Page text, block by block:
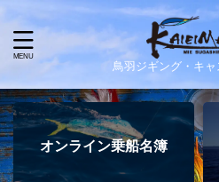
鳥羽ジギング・キ
オンライン乗船名簿